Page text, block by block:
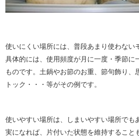
使いにくい場所には、普段あまり使わない
具体的には、使用頻度が月に一度・季節に
ものです。土鍋やお節のお重、節句飾り、
トック・・・等がその例です。
使いやすい場所は、しまいやすい場所でも
実になれば、片付いた状態を維持すること